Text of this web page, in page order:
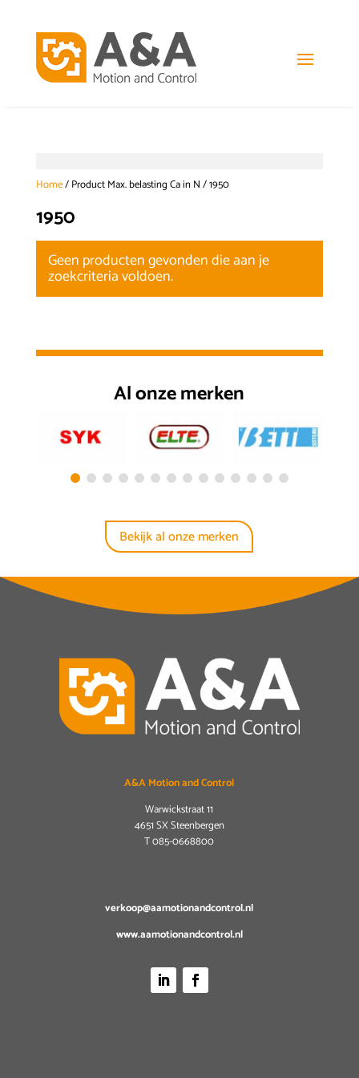
Home/ Product Max. belasting Ca in N / 1950
1950
Geen producten gevonden die aan je
zoekcriteria voldoen.
Al onze merken
Bekijk al onze merken
A&A Motion and Control
Warwickstraat 11
4651 SX Steenbergen
T085-0668800
verkoop@aamotionandcontrol.nl
www.aamotionandcontrol.nl